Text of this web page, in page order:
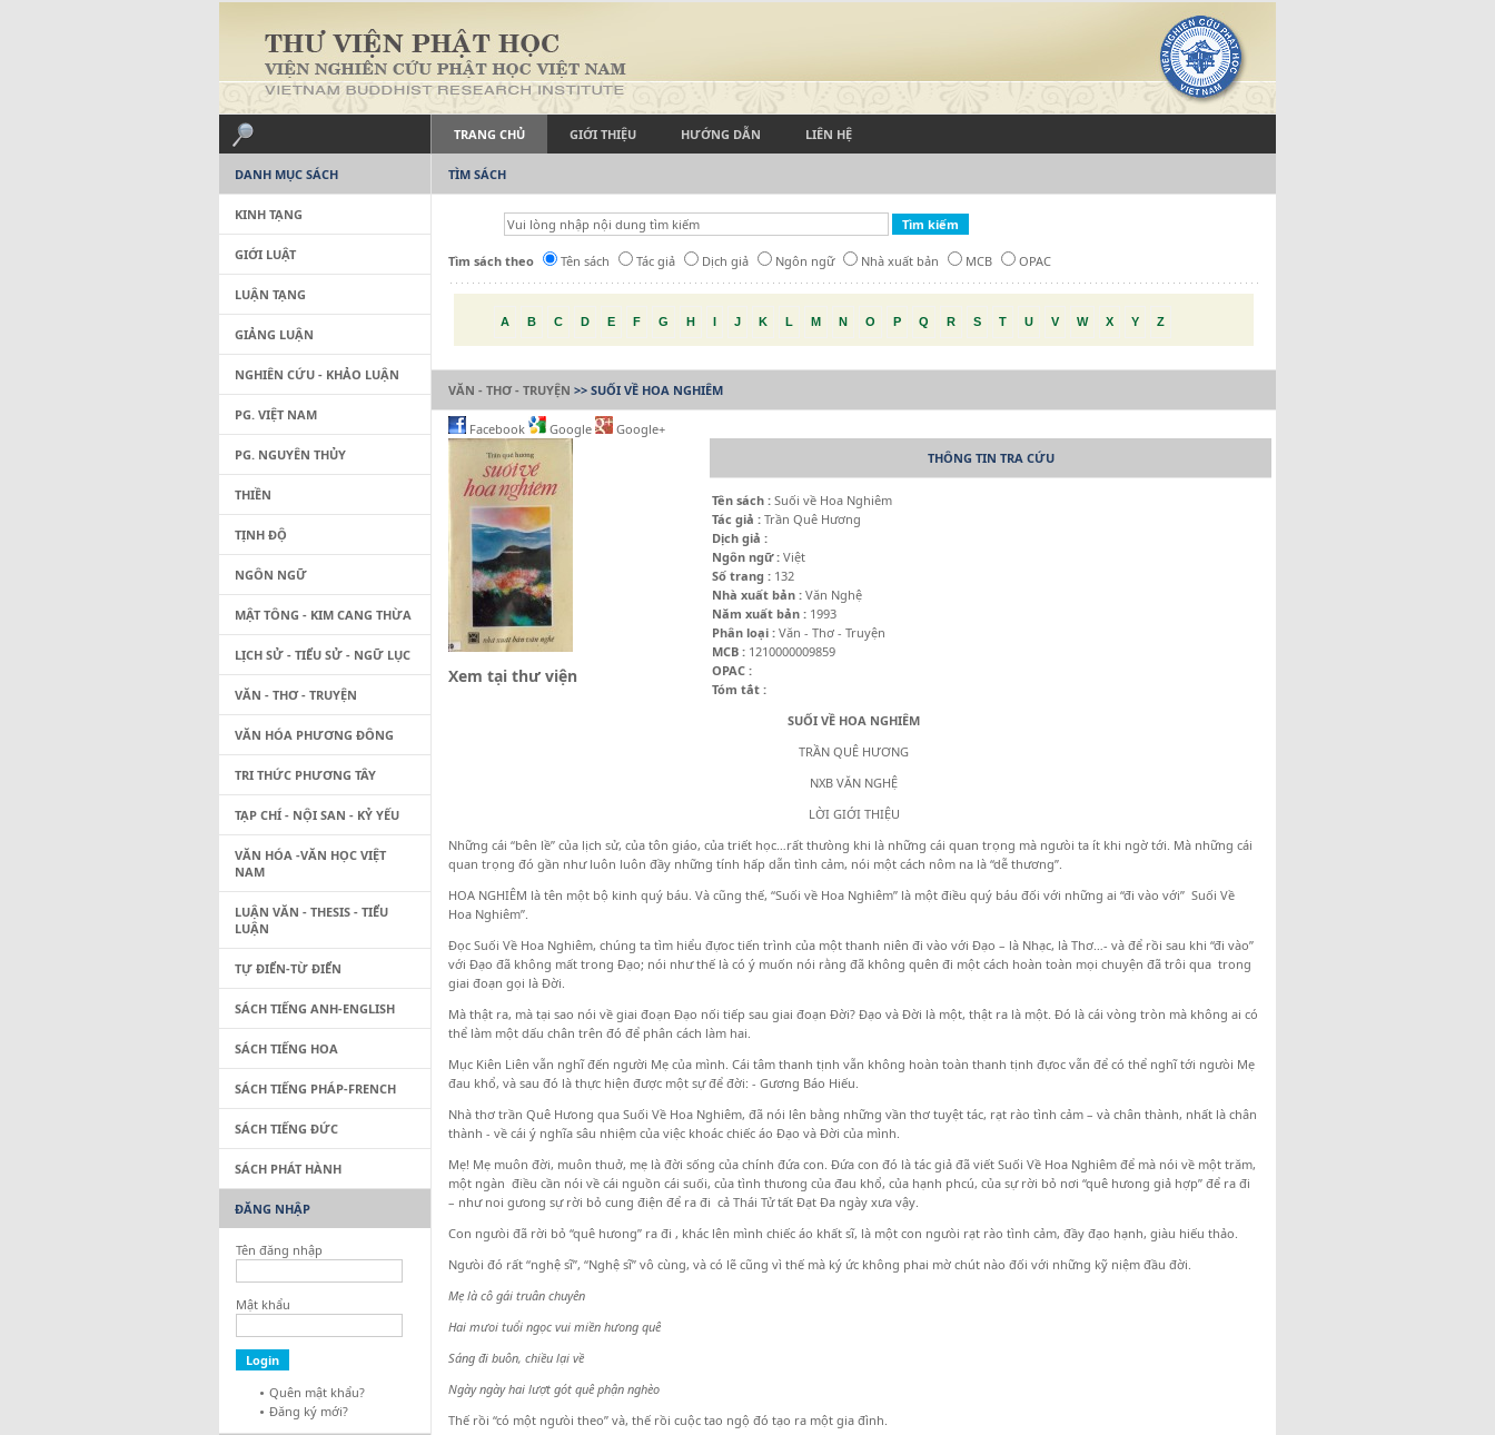
TRANG CHỦ GIỚI THIỆU HƯỚNG DẪN LIÊN HỆ
TÌM SÁCH
Tìm sách theo Tên sách Tác giả Dịch giả Ngôn ngữ Nhà xuất bản MCB OPAC
A B C D E F G H I J K L M N O P Q R S T U V W X Y Z
VĂN - THƠ - TRUYỆN >> SUỐI VỀ HOA NGHIÊM
Facebook Google Google+
Xem tại thư viện
THÔNG TIN TRA CỨU
Tên sách : Suối về Hoa Nghiêm
Tác giả : Trần Quê Hương
Dịch giả :
Ngôn ngữ : Việt
Số trang : 132
Nhà xuất bản : Văn Nghệ
Năm xuất bản : 1993
Phân loại : Văn - Thơ - Truyện
MCB : 1210000009859
OPAC :
Tóm tắt :
SUỐI VỀ HOA NGHIÊM
TRẦN QUÊ HƯƠNG
NXB VĂN NGHỆ
LỜI GIỚI THIỆU
Những cái “bên lề” của lịch sử, của tôn giáo, của triết học…rất thưòng khi là những cái quan trọng mà ngưòi ta ít khi ngờ tới. Mà những cái
quan trọng đó gần như luôn luôn đầy những tính hấp dẫn tình cảm, nói một cách nôm na là “dễ thương”.
HOA NGHIÊM là tên một bộ kinh quý báu. Và cũng thế, “Suối về Hoa Nghiêm” là một điều quý báu đối với những ai “đi vào với” Suối Về
Hoa Nghiêm”.
Đọc Suối Về Hoa Nghiêm, chúng ta tìm hiểu đựoc tiến trình của một thanh niên đi vào với Đạo – là Nhạc, là Thơ…- và để rồi sau khi “đi vào”
với Đạo đã không mất trong Đạo; nói như thế là có ý muốn nói rằng đã không quên đi một cách hoàn toàn mọi chuyện đã trôi qua trong
giai đoạn gọi là Đời.
Mà thật ra, mà tại sao nói về giai đoạn Đạo nối tiếp sau giai đoạn Đời? Đạo và Đời là một, thật ra là một. Đó là cái vòng tròn mà không ai có
thể làm một dấu chân trên đó để phân cách làm hai.
Mục Kiên Liên vẫn nghĩ đến người Mẹ của mình. Cái tâm thanh tịnh vẫn không hoàn toàn thanh tịnh đựoc vẫn để có thể nghĩ tới ngưòi Mẹ
đau khổ, và sau đó là thực hiện được một sự để đời: - Gương Báo Hiếu.
Nhà thơ trần Quê Hưong qua Suối Về Hoa Nghiêm, đã nói lên bằng những vần thơ tuyệt tác, rạt rào tình cảm – và chân thành, nhất là chân
thành - về cái ý nghĩa sâu nhiệm của việc khoác chiếc áo Đạo và Đời của mình.
Mẹ! Mẹ muôn đời, muôn thuở, mẹ là đời sống của chính đứa con. Đứa con đó là tác giả đã viết Suối Về Hoa Nghiêm để mà nói về một trăm,
một ngàn điều cần nói về cái nguồn cái suối, của tình thưong của đau khổ, của hạnh phcú, của sự rời bỏ nơi “quê hưong giả hợp” để ra đi
– như noi gưong sự rời bỏ cung điện để ra đi cả Thái Tử tất Đạt Đa ngày xưa vậy.
Con ngưòi đã rời bỏ “quê hưong” ra đi , khác lên mình chiếc áo khất sĩ, là một con ngưòi rạt rào tình cảm, đầy đạo hạnh, giàu hiếu thảo.
Ngưòi đó rất “nghệ sĩ”, “Nghệ sĩ” vô cùng, và có lẽ cũng vì thế mà ký ức không phai mờ chút nào đối với những kỹ niệm đầu đời.
Mẹ là cô gái truân chuyên
Hai mưoi tuổi ngọc vui miền hưong quê
Sáng đi buôn, chiều lại về
Ngày ngày hai lượt gót quê phận nghèo
Thế rồi “có một ngưòi theo” và, thế rồi cuộc tao ngộ đó tạo ra một gia đình.
DANH MỤC SÁCH
KINH TẠNG
GIỚI LUẬT
LUẬN TẠNG
GIẢNG LUẬN
NGHIÊN CỨU - KHẢO LUẬN
PG. VIỆT NAM
PG. NGUYÊN THỦY
THIỀN
TỊNH ĐỘ
NGÔN NGỮ
MẬT TÔNG - KIM CANG THỪA
LỊCH SỬ - TIỂU SỬ - NGỮ LỤC
VĂN - THƠ - TRUYỆN
VĂN HÓA PHƯƠNG ĐÔNG
TRI THỨC PHƯƠNG TÂY
TẠP CHÍ - NỘI SAN - KỶ YẾU
VĂN HÓA -VĂN HỌC VIỆT
NAM
LUẬN VĂN - THESIS - TIỂU
LUẬN
TỰ ĐIỂN-TỪ ĐIỂN
SÁCH TIẾNG ANH-ENGLISH
SÁCH TIẾNG HOA
SÁCH TIẾNG PHÁP-FRENCH
SÁCH TIẾNG ĐỨC
SÁCH PHÁT HÀNH
ĐĂNG NHẬP
Tên đăng nhập
Mật khẩu
Quên mật khẩu?
Đăng ký mới?